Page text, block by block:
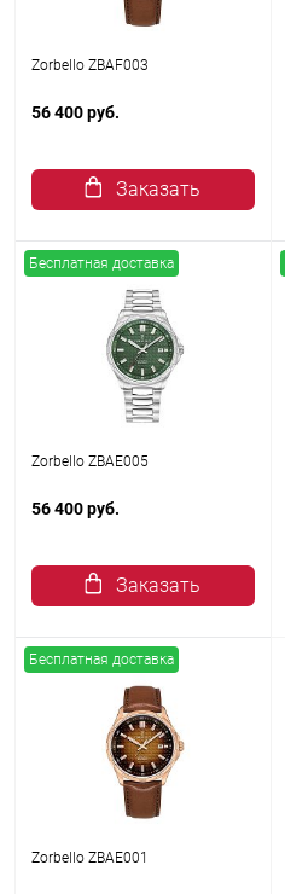
Zorbello ZBAF003
56 400 руб.
Заказать
Бесплатная доставка
Zorbello ZBAE005
56 400 руб.
Заказать
Бесплатная доставка
Zorbello ZBAE001